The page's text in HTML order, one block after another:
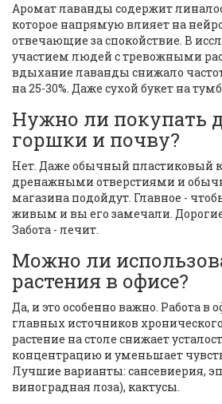
Аромат лаванды содержит
которое напрямую влияет на
отвечающие за спокойствие. В
участием людей с тревожными
вдыхание лаванды снижало
на 25-30%. Даже сухой букет на
Нужно ли покупать
горшки и почву?
Нет. Даже обычный пластиковый
дренажными отверстиями и
магазина подойдут. Главное -
живым и вы его замечали.
Забота - лечит.
Можно ли
растения в офисе?
Да, и это особенно важно. Работа в
главных источников
растение на столе снижает
концентрацию и уменьшает
Лучшие варианты: сансевиерия,
виноградная лоза), кактусы.